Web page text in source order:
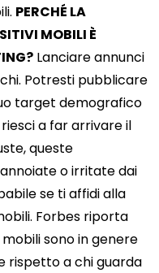
PERCHÉ LA
MOBILI È
Lanciare annunci
Potresti pubblicare
target demografico
a far arrivare il
queste
o irritate dai
se ti affidi alla
Forbes riporta
sono in genere
rispetto a chi guarda